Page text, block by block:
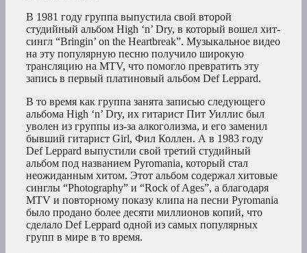
В 1981 году группа выпустила свой второй
студийный альбом High ‘n’ Dry, в который вошел хит-
сингл “Bringin’ on the Heartbreak”. Музыкальное видео
на эту популярную песню получило широкую
трансляцию на MTV, что помогло превратить эту
запись в первый платиновый альбом Def Leppard.
В то время как группа занята записью следующего
альбома High ‘n’ Dry, их гитарист Пит Уиллис был
уволен из группы из-за алкоголизма, и его заменил
бывший гитарист Girl, Фил Коллен. А в 1983 году
Def Leppard выпустили свой третий студийный
альбом под названием Pyromania, который стал
неожиданным хитом. Этот альбом содержал хитовые
синглы “Photography” и “Rock of Ages”, а благодаря
MTV и повторному показу клипа на песни Pyromania
было продано более десяти миллионов копий, что
сделало Def Leppard одной из самых популярных
групп в мире в то время.